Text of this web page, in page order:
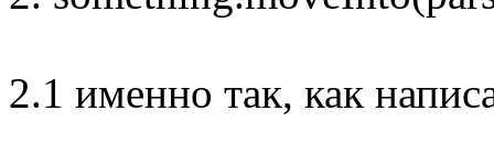
2.1 именно так, как